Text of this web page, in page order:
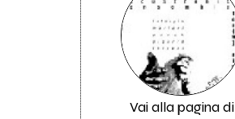
Vai alla pagina di